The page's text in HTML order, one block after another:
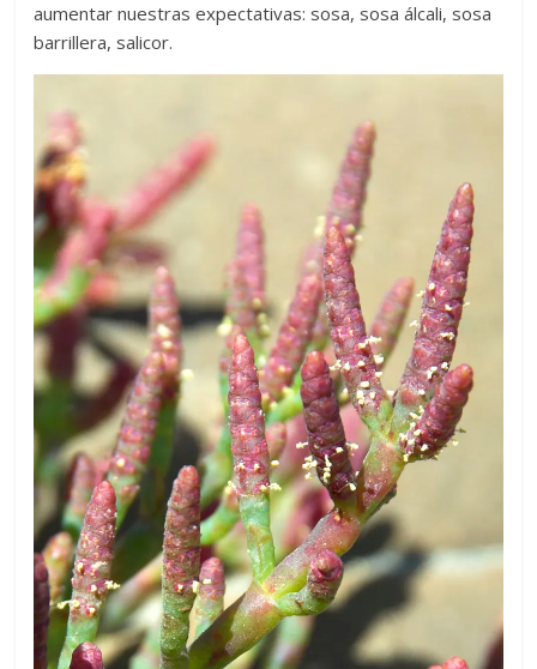
aumentar nuestras expectativas: sosa, sosa álcali, sosa
barrillera, salicor.